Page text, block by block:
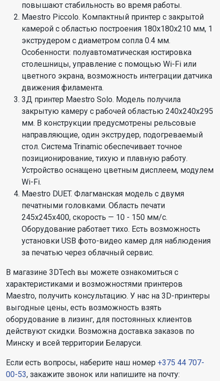
повышают стабильность во время работы.
Maestro Piccolo. Компактный принтер с закрытой
камерой с областью построения 180x180x210 мм, 1
экструдером с диаметром сопла 0.4 мм.
Особенности: полуавтоматическая юстировка
столешницы, управление с помощью Wi-Fi или
цветного экрана, возможность интеграции датчика
движения филамента.
3Д принтер Maestro Solo. Модель получила
закрытую камеру с рабочей областью 240x240x295
мм. В конструкции предусмотрены рельсовые
направляющие, один экструдер, подогреваемый
стол. Система Trinamic обеспечивает точное
позиционирование, тихую и плавную работу.
Устройство оснащено цветным дисплеем, модулем
Wi-Fi.
Maestro DUET. Флагманская модель с двумя
печатными головками. Область печати
245x245x400, скорость — 10 - 150 мм/с.
Оборудование работает тихо. Есть возможность
установки USB фото-видео камер для наблюдения
за печатью через облачный сервис.
В магазине 3DTech вы можете ознакомиться с
характеристиками и возможностями принтеров
Maestro, получить консультацию. У нас на 3D-принтеры
выгодные цены, есть возможность взять
оборудование в лизинг, для постоянных клиентов
действуют скидки. Возможна доставка заказов по
Минску и всей территории Беларуси.
Если есть вопросы, наберите наш номер +375 44 707-
00-53, закажите звонок или напишите на почту: